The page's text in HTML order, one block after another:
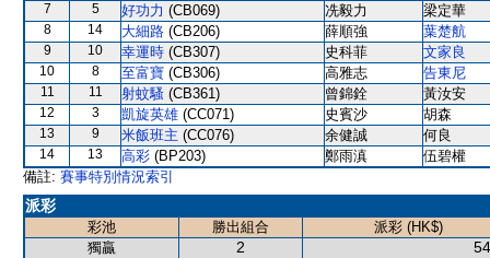
7 5 好功力 (CB069) 冼毅力 梁定華
8 14 大細路 (CB206) 薛順強 葉楚航
9 10 幸運時 (CB307) 史科菲 文家良
10 8 至富寶 (CB306) 高雅志 告東尼
11 11 射蚊騷 (CB361) 曾錦銓 黃汝安
12 3 凱旋英雄 (CC071) 史賓沙 胡森
13 9 米飯班主 (CC076) 余健誠 何良
14 13 高彩 (BP203) 鄭雨滇
伍碧權
備註: 賽事特別情況索引
派彩
彩池 勝出組合
派彩 (HK$)
獨贏
2